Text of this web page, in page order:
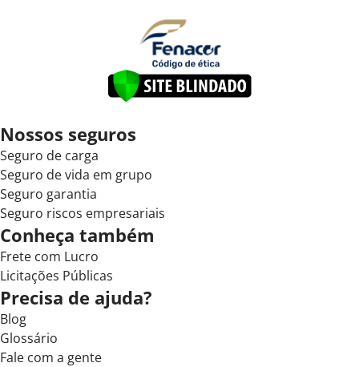
Nossos seguros
Seguro de carga
Seguro de vida em grupo
Seguro garantia
Seguro riscos empresariais
Conheça também
Frete com Lucro
Licitações Públicas
Precisa de ajuda?
Blog
Glossário
Fale com a gente